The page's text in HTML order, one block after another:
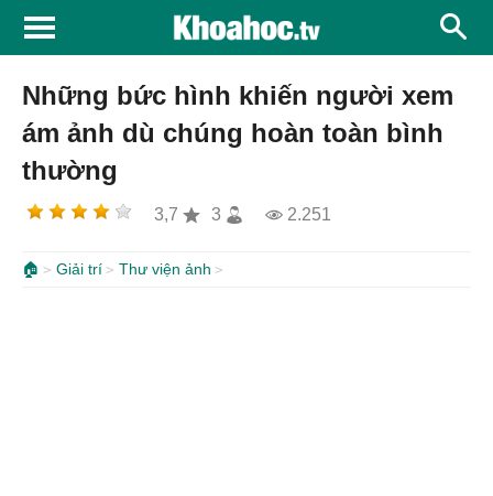
Những bức hình khiến người xem
ám ảnh dù chúng hoàn toàn bình
thường
3,7 3 2.251
🏠 Giải trí Thư viện ảnh